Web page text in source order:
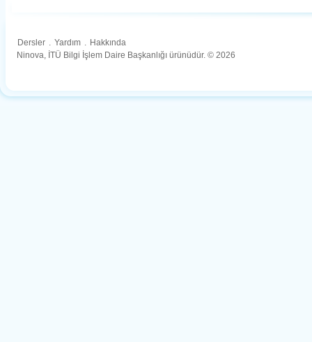
Dersler . Yardım . Hakkında
Ninova, İTÜ Bilgi İşlem Daire Başkanlığı ürünüdür. © 2026